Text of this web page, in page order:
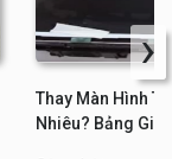
Thay Màn Hình
Nhiêu? Bảng Giá
›